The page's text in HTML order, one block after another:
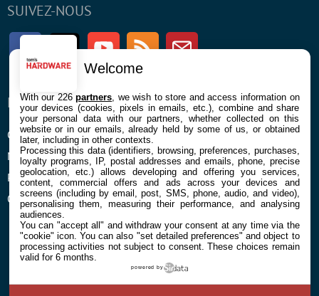
SUIVEZ-NOUS
FacebookTwitter Youtube RSS Newsletter
ENTREPRISE
Confidentialité et Cookies
Mentions légales et CGU
Préférences Cookies
Qui sommes nous
À PROPOS
Contact
Welcome
With our 226partners , we wish to store and access information on
your devices (cookies, pixels in emails, etc.), combine and share
your personal data with our partners, whether collected on this
website or in our emails, already held by some of us, or obtained
later, including in other contexts.
Processing this data (identifiers, browsing, preferences, purchases,
loyalty programs, IP, postal addresses and emails, phone, precise
geolocation, etc.) allows developing and offering you services,
content, commercial offers and ads across your devices and
screens (including by email, post, SMS, phone, audio, and video),
personalising them, measuring their performance, and analysing
audiences.
You can "accept all" and withdraw your consent at any time via the
"cookie" icon. You can also "set detailed preferences" and object to
processing activities not subject to consent. These choices remain
valid for 6 months.
powered by